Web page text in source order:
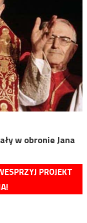
w obronie Jana
PROJEKT